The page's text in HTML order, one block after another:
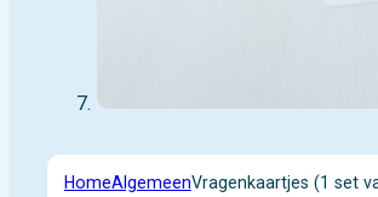
HomeAlgemeenVragenkaartjes (1 set